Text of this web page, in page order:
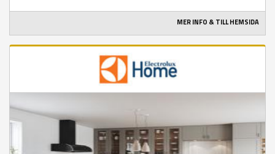
MER INFO & TILL HEMSIDA